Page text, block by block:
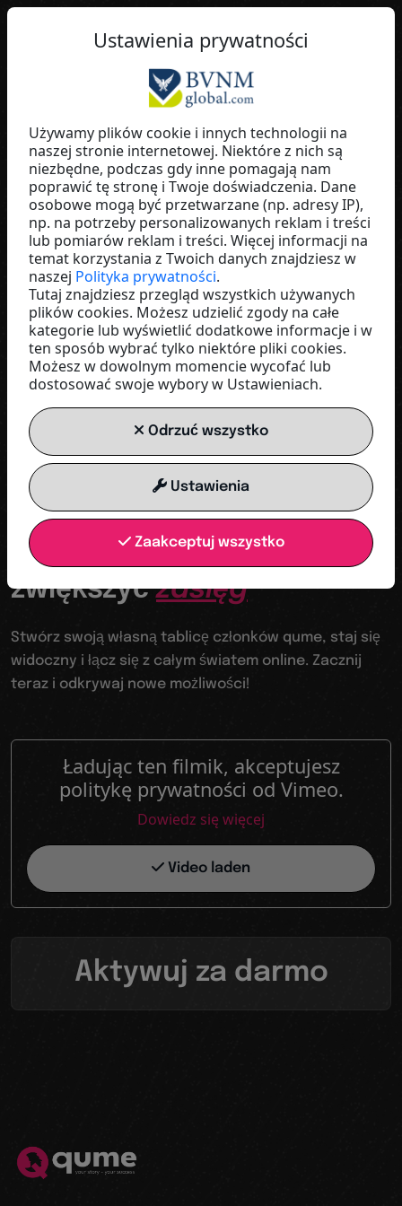
Daniel Mainhardt
Germany
ROZPOCZNIJ TERAZ
Twoja trampolina do cyfrowego świata
Stawać się widocznym,
zwiększyćzasięg
Stwórz swoją własną tablicę członków qume, staj się
widoczny i łącz się z całym światem online. Zacznij
teraz i odkrywaj nowe możliwości!
Ładując ten filmik, akceptujesz
politykę prywatności od Vimeo.
Dowiedz się więcej
Video laden
Aktywuj za darmo
Ustawienia prywatności
Używamy plików cookie i innych technologii na
naszej stronie internetowej. Niektóre z nich są
niezbędne, podczas gdy inne pomagają nam
poprawić tę stronę i Twoje doświadczenia. Dane
osobowe mogą być przetwarzane (np. adresy IP),
np. na potrzeby personalizowanych reklam i treści
lub pomiarów reklam i treści. Więcej informacji na
temat korzystania z Twoich danych znajdziesz w
naszej Polityka prywatności.
Tutaj znajdziesz przegląd wszystkich używanych
plików cookies. Możesz udzielić zgody na całe
kategorie lub wyświetlić dodatkowe informacje i w
ten sposób wybrać tylko niektóre pliki cookies.
Możesz w dowolnym momencie wycofać lub
dostosować swoje wybory w Ustawieniach.
Odrzuć wszystko
Ustawienia
Zaakceptuj wszystko